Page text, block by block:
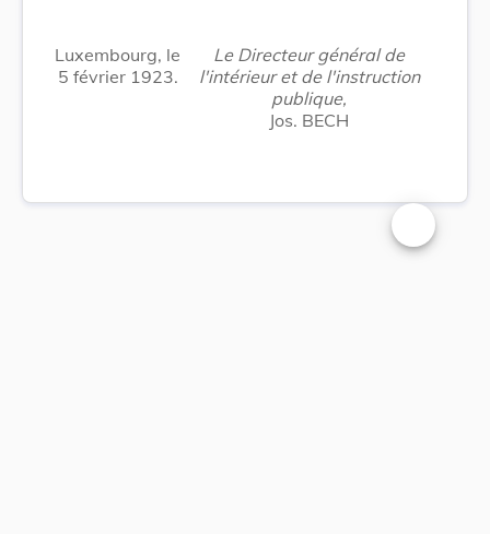
Luxembourg, le
5 février 1923.
Le Directeur général de
l'intérieur et de l'instruction
publique,
Jos. BECH
Changer la